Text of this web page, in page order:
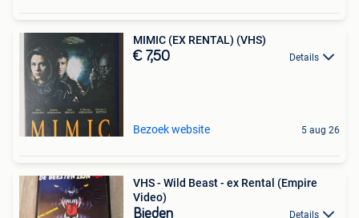
MIMIC (EX RENTAL) (VHS)
€ 7,50 Details
Bezoek website 5 aug 26
VHS - Wild Beast - ex Rental (Empire
Video)
Bieden Details